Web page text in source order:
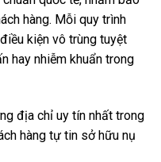
hàng. Mỗi quy trình
kiện vô trùng tuyệt
hay nhiễm khuẩn trong
địa chỉ uy tín nhất trong
hàng tự tin sở hữu nụ